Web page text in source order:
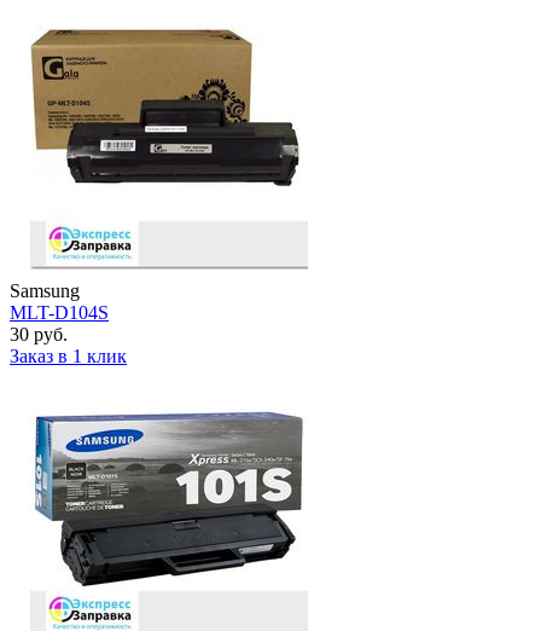
Samsung
MLT-D104S
30 руб.
Заказ в 1 клик